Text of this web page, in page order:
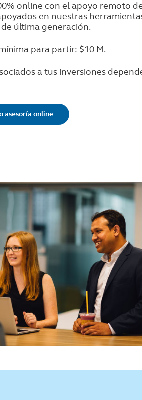
online con el apoyo remoto
en nuestras
última generación.
para partir: $10 M.
a tus inversiones
asesoría online